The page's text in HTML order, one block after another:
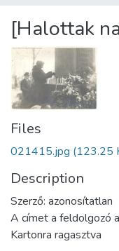
Statistics
About us
[Halottak
Files
021415.jpg (123.25
Description
Szerző: azonosítatlan
A címet a feldolgozó
Kartonra ragasztva